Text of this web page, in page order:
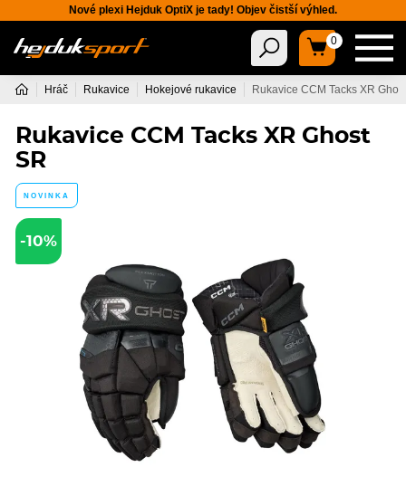
Nové plexi Hejduk OptiX je tady! Objev čistší výhled.
0
Hráč Rukavice Hokejové rukavice Rukavice CCM Tacks XR
Rukavice CCM Tacks XR Ghost
SR
NOVINKA
-10%